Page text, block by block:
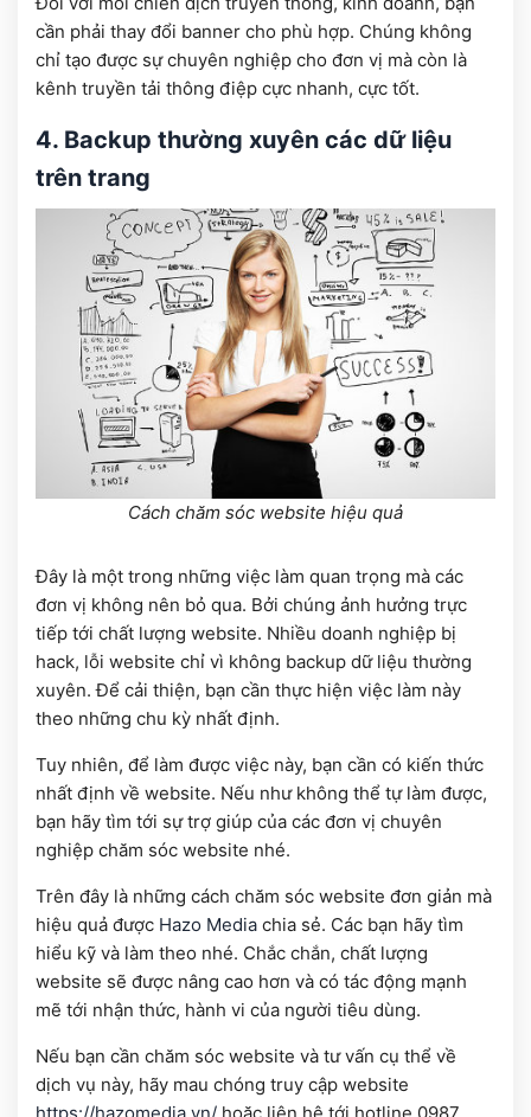
cần phải thay đổi banner cho phù hợp. Chúng không
chỉ tạo được sự chuyên nghiệp cho đơn vị mà còn là
kênh truyền tải thông điệp cực nhanh, cực tốt.
4. Backup thường xuyên các dữ liệu
trên trang
Cách chăm sóc website hiệu quả
Đây là một trong những việc làm quan trọng mà các
đơn vị không nên bỏ qua. Bởi chúng ảnh hưởng trực
tiếp tới chất lượng website. Nhiều doanh nghiệp bị
hack, lỗi website chỉ vì không backup dữ liệu thường
xuyên. Để cải thiện, bạn cần thực hiện việc làm này
theo những chu kỳ nhất định.
Tuy nhiên, để làm được việc này, bạn cần có kiến thức
nhất định về website. Nếu như không thể tự làm được,
bạn hãy tìm tới sự trợ giúp của các đơn vị chuyên
nghiệp chăm sóc website nhé.
Trên đây là những cách chăm sóc website đơn giản mà
hiệu quả được Hazo Media chia sẻ. Các bạn hãy tìm
hiểu kỹ và làm theo nhé. Chắc chắn, chất lượng
website sẽ được nâng cao hơn và có tác động mạnh
mẽ tới nhận thức, hành vi của người tiêu dùng.
Nếu bạn cần chăm sóc website và tư vấn cụ thể về
dịch vụ này, hãy mau chóng truy cập website